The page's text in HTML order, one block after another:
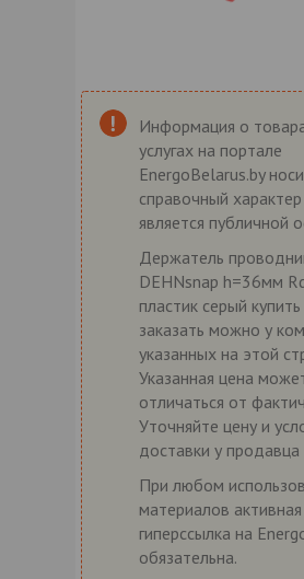
Информация о
услугах на портале
EnergoBelarus.by
справочный
является публичной
Держатель
DEHNsnap h=36мм
пластик серый
заказать можно у
указанных на этой
Указанная цена
отличаться от
Уточняйте цену и
доставки у продавца
При любом
материалов активная
гиперссылка на
обязательна.